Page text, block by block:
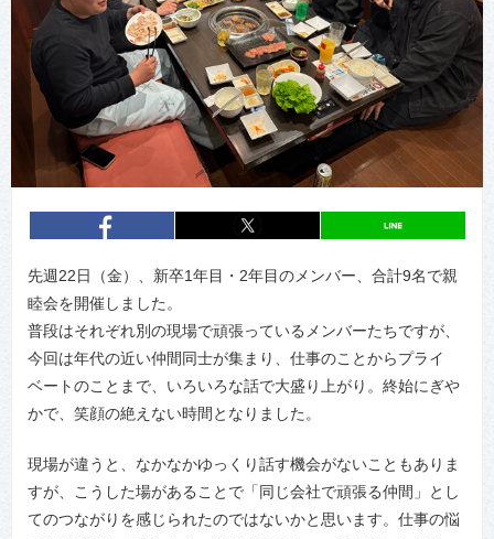
entry362 entry362
先週22日（金）、新卒1年目・2年目のメンバー、合計9名で親
睦会を開催しました。
普段はそれぞれ別の現場で頑張っているメンバーたちですが、
今回は年代の近い仲間同士が集まり、仕事のことからプライ
ベートのことまで、いろいろな話で大盛り上がり。終始にぎや
かで、笑顔の絶えない時間となりました。
現場が違うと、なかなかゆっくり話す機会がないこともありま
すが、こうした場があることで「同じ会社で頑張る仲間」とし
てのつながりを感じられたのではないかと思います。仕事の悩